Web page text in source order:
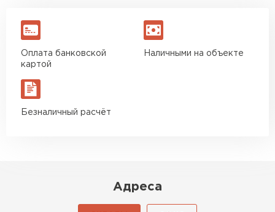
Оплата банковской
картой
Наличными на объекте
Безналичный расчёт
Адреса